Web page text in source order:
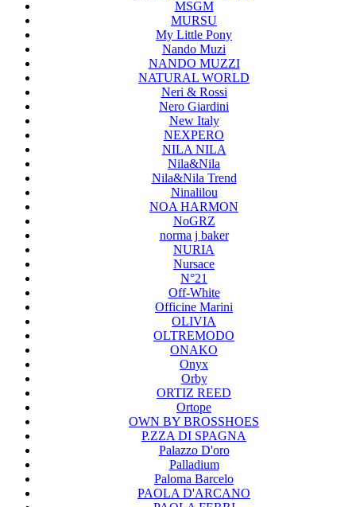
MSGM
MURSU
My Little Pony
Nando Muzi
NANDO MUZZI
NATURAL WORLD
Neri & Rossi
Nero Giardini
New Italy
NEXPERO
NILA NILA
Nila&Nila
Nila&Nila Trend
Ninalilou
NOA HARMON
NoGRZ
norma j baker
NURIA
Nursace
N°21
Off-White
Officine Marini
OLIVIA
OLTREMODO
ONAKO
Onyx
Orby
ORTIZ REED
Ortope
OWN BY BROSSHOES
P.ZZA DI SPAGNA
Palazzo D'oro
Palladium
Paloma Barcelo
PAOLA D'ARCANO